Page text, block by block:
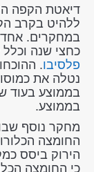
דיאטת הקפה
ללהיט בקרב
במחקרים.
כחצי שנה
פלסיבו.
בממוצע בעוד
בממוצע.
מחקר נוסף
החומצה
הירוק ביסס
כי החומצה